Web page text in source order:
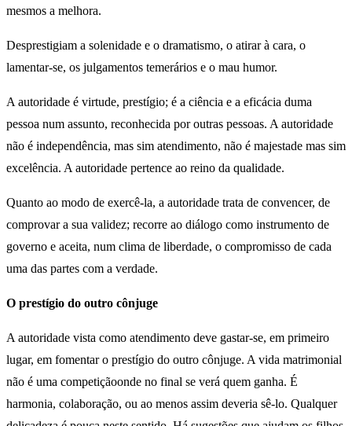
mesmos a melhora.
Desprestigiam a solenidade e o dramatismo, o atirar à cara, o
lamentar-se, os julgamentos temerários e o mau humor.
A autoridade é virtude, prestígio; é a ciência e a eficácia duma
pessoa num assunto, reconhecida por outras pessoas. A autoridade
não é independência, mas sim atendimento, não é majestade mas sim
excelência. A autoridade pertence ao reino da qualidade.
Quanto ao modo de exercê-la, a autoridade trata de convencer, de
comprovar a sua validez; recorre ao diálogo como instrumento de
governo e aceita, num clima de liberdade, o compromisso de cada
uma das partes com a verdade.
O prestígio do outro cônjuge
A autoridade vista como atendimento deve gastar-se, em primeiro
lugar, em fomentar o prestígio do outro cônjuge. A vida matrimonial
não é uma competiçãoonde no final se verá quem ganha. É
harmonia, colaboração, ou ao menos assim deveria sê-lo. Qualquer